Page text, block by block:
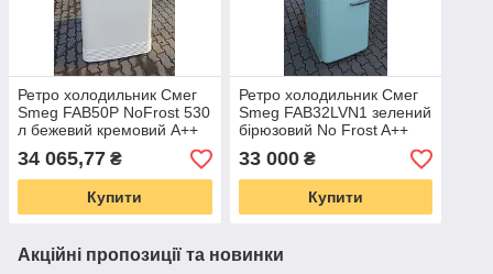
Ретро холодильник Смег
Smeg FAB50P NoFrost 530
л бежевий кремовий А++
34 065,77 ₴
Купити
Ретро холодильник Смег
Smeg FAB32LVN1 зелений
бірюзовий No Frost A++
33 000₴
Купити
Акційні пропозиції та новинки